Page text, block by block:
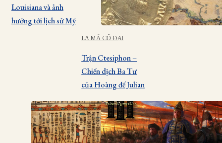
Louisiana và ảnh
hưởng tới lịch sử Mỹ
LA MÃ CỔ ĐẠI
Trận Ctesiphon –
Chiến dịch Ba Tư
của Hoàng đế Julian